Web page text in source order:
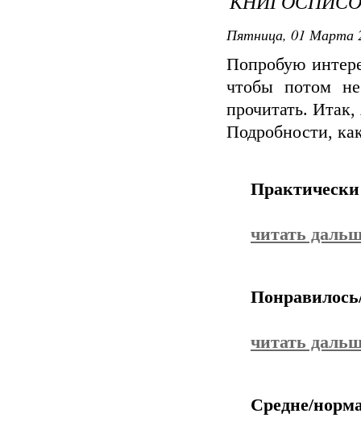
Пятница, 01 Марта
Попробую
чтобы потом
прочитать. Итак,
Подробности,
читать
читать
Средне/